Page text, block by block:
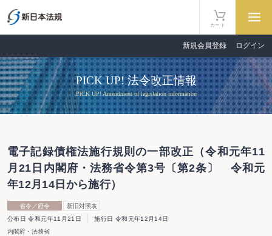
カート
新規会員登録 ログイン
PICK UP! 法令改正情報
PICK UP! Amendment of legislation information
電子記録債権法施行規則の一部改正（令和元年11
月21日内閣府・法務省令第3号〔第2条〕 令和元
年12月14日から施行）
省令／府令
新旧対照表
公布日 令和元年11月21日
施行日 令和元年12月14日
内閣府・法務省